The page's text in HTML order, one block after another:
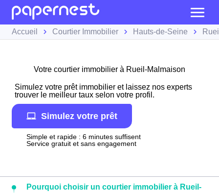
Accueil Courtier Immobilier Hauts-de-Seine
Votre courtier immobilier à Rueil-Malmaison
Simulez votre prêt immobilier et laissez nos experts
trouver le meilleur taux selon votre profil.
Simulez votre prêt
Simple et rapide : 6 minutes suffisent
Service gratuit et sans engagement
Pourquoi choisir un courtier immobilier à Rueil-